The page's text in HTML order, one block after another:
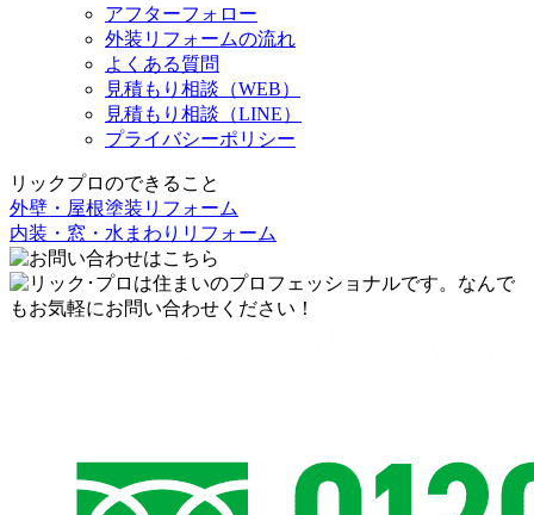
アフターフォロー
外装リフォームの流れ
よくある質問
見積もり相談（WEB）
見積もり相談（LINE）
プライバシーポリシー
リックプロのできること
外壁・屋根塗装リフォーム
内装・窓・水まわりリフォーム